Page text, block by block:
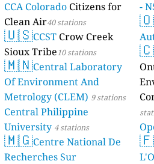
CCA Colorado Citizens for
Clean Air40 stations
🇺🇸CCST Crow Creek
Sioux Tribe10 stations
🇲🇳Central Laboratory
Of Environment And
Metrology (CLEM) 9 stations
Central Philippine
University 4 stations
🇲🇬Centre National De
Recherches Sur
-